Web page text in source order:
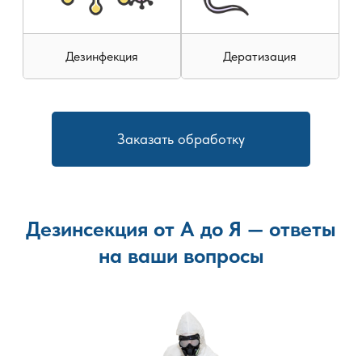
Дезинфекция Дератизация
Заказать обработку
Дезинсекция от А до Я — ответы
на ваши вопросы